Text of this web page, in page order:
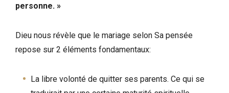
personne. »
Dieu nous révèle que le mariage selon Sa pensée
repose sur 2 éléments fondamentaux:
La libre volonté de quitter ses parents. Ce qui se